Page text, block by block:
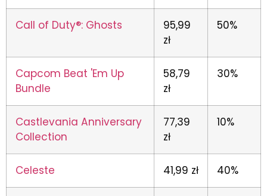
Call of Duty®: Ghosts
95,99
zł
50%
Capcom Beat 'Em Up
Bundle
58,79
zł
30%
Castlevania Anniversary
Collection
77,39
zł
10%
Celeste 41,99 zł 40%